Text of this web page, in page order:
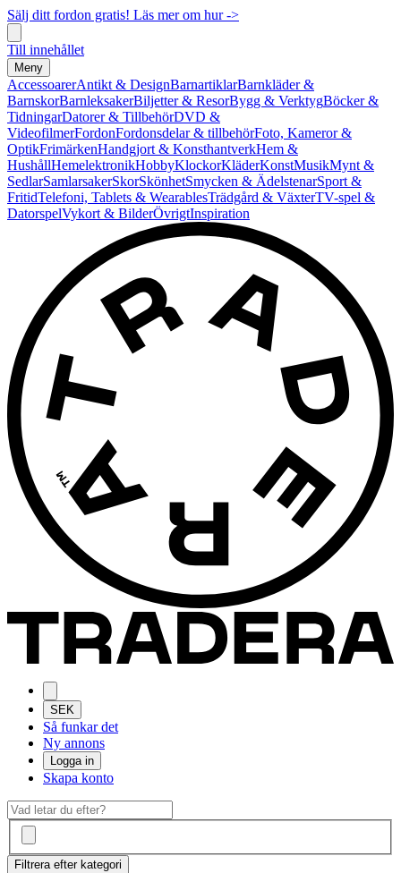
Sälj ditt fordon gratis! Läs mer om hur ->
Till innehållet
Meny
AccessoarerAntikt & DesignBarnartiklarBarnkläder &
BarnskorBarnleksakerBiljetter & ResorBygg & VerktygBöcker &
TidningarDatorer & TillbehörDVD &
VideofilmerFordonFordonsdelar & tillbehörFoto, Kameror &
OptikFrimärkenHandgjort & KonsthantverkHem &
HushållHemelektronikHobbyKlockorKläderKonstMusikMynt &
SedlarSamlarsakerSkorSkönhetSmycken & ÄdelstenarSport &
FritidTelefoni, Tablets & WearablesTrädgård & VäxterTV-spel &
DatorspelVykort & BilderÖvrigtInspiration
SEK
Så funkar det
Ny annons
Logga in
Skapa konto
Filtrera efter kategori